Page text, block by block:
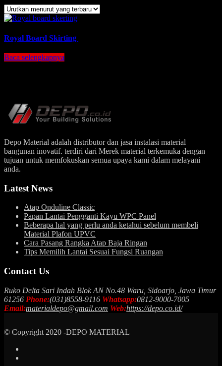
Royal Board Skirting
Baca selengkapnya
Depo Material adalah distributor dan jasa instalasi material
bangunan inovatif. terdiri dari Merek material terkemuka dengan
tujuan untuk memfokuskan semua upaya kami dalam melayani
anda.
Latest News
Atap Onduline Classic
Papan Lantai Pengganti Kayu WPC Panel
Beberapa hal yang perlu anda ketahui sebelum membeli
Material Plafon UPVC
Cara Pasang Rangka Atap Baja Ringan
Tips Memilih Lantai Sesuai Fungsi Ruangan
Contact Us
Ruko Delta Sari Indah Blok AN No.48 Waru, Sidoarjo, Jawa Timur
61256 Phone:(031)8558-9116 Whatsapp:0812-9000-7005
Email:materialdepo@gmail.com Web:https://depo.co.id/
© Copyright 2020 -DEPO MATERIAL